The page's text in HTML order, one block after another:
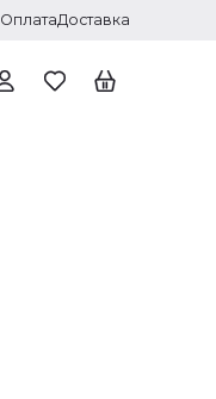
ОплатаДоставка